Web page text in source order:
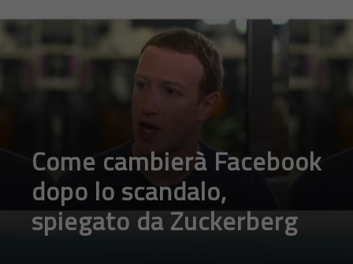
Come cambierà Facebook
dopo lo scandalo,
spiegato da Zuckerberg